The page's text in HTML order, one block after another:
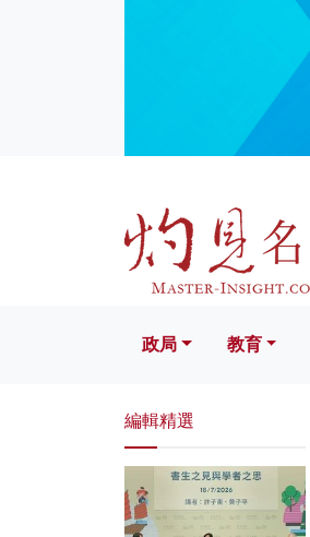
文化
政局 教育
編輯精選